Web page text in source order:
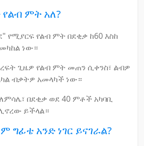
ምት አለ?
የሚያርፍ የልብ ምት በደቂቃ ከ60 እስከ
ነው።
ጊዜዎ የልብ ምት መጠን ሲቀንስ፣ ልብዎ
ብቃትዎ አመላካች ነው።
በደቂቃ ወደ 40 ምቶች አካባቢ
ይችላል።
ግፊቴ አንድ ነገር ይናገራል?